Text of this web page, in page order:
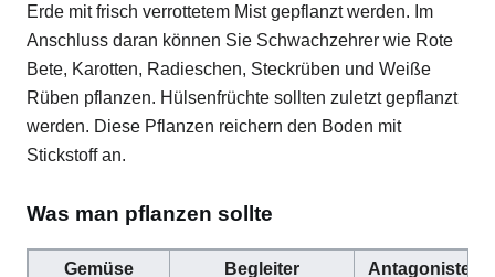
Erde mit frisch verrottetem Mist gepflanzt werden. Im
Anschluss daran können Sie Schwachzehrer wie Rote
Bete, Karotten, Radieschen, Steckrüben und Weiße
Rüben pflanzen. Hülsenfrüchte sollten zuletzt gepflanzt
werden. Diese Pflanzen reichern den Boden mit
Stickstoff an.
Was man pflanzen sollte
Gemüse Begleiter Antagonisten